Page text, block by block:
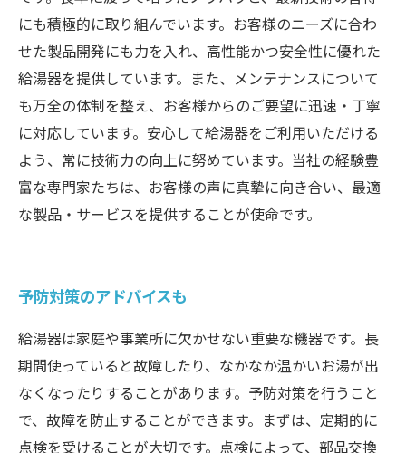
にも積極的に取り組んでいます。お客様のニーズに合わ
せた製品開発にも力を入れ、高性能かつ安全性に優れた
給湯器を提供しています。また、メンテナンスについて
も万全の体制を整え、お客様からのご要望に迅速・丁寧
に対応しています。安心して給湯器をご利用いただける
よう、常に技術力の向上に努めています。当社の経験豊
富な専門家たちは、お客様の声に真摯に向き合い、最適
な製品・サービスを提供することが使命です。
予防対策のアドバイスも
給湯器は家庭や事業所に欠かせない重要な機器です。長
期間使っていると故障したり、なかなか温かいお湯が出
なくなったりすることがあります。予防対策を行うこと
で、故障を防止することができます。まずは、定期的に
点検を受けることが大切です。点検によって、部品交換